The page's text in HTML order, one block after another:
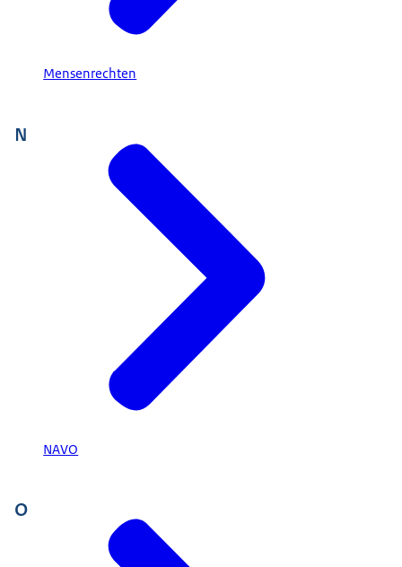
Mensenrechten
N
NAVO
O